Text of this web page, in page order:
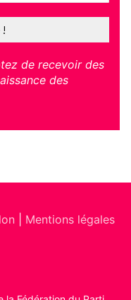
de recevoir des
des
Mentions légales